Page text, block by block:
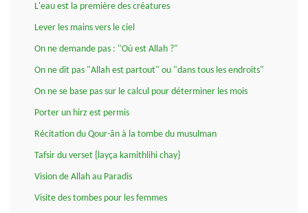
L'eau est la première des créatures
Lever les mains vers le ciel
On ne demande pas : "Où est Allah ?"
On ne dit pas "Allah est partout" ou "dans tous les endroits"
On ne se base pas sur le calcul pour déterminer les mois
Porter un hirz est permis
Récitation du Qour-ân à la tombe du musulman
Tafsir du verset {layça kamithlihi chay}
Vision de Allah au Paradis
Visite des tombes pour les femmes